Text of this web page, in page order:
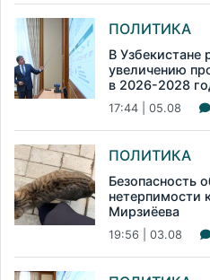
ПОЛИТИКА
В Узбекистане
увеличению
в 2026-2028
17:44 | 05.08
ПОЛИТИКА
Безопасность
нетерпимости
Мирзиёева
19:56 | 03.08